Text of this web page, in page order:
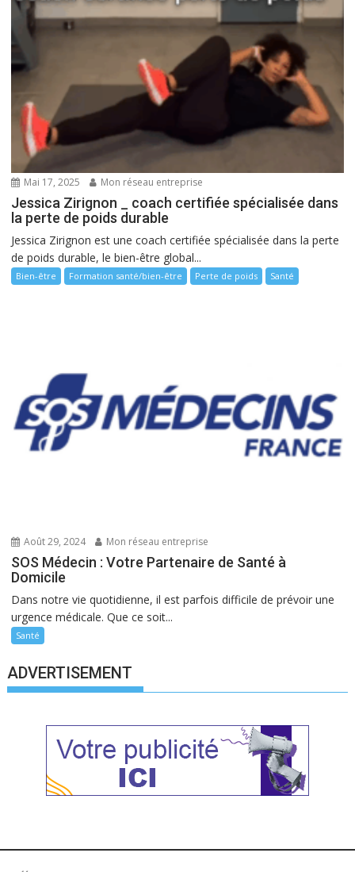
Mai 17, 2025 Mon réseau entreprise
Jessica Zirignon _ coach certifiée spécialisée dans
la perte de poids durable
Jessica Zirignon est une coach certifiée spécialisée dans la perte
de poids durable, le bien-être global...
Bien-être Formation santé/bien-être Perte de poids Santé
Août 29, 2024 Mon réseau entreprise
SOS Médecin : Votre Partenaire de Santé à
Domicile
Dans notre vie quotidienne, il est parfois difficile de prévoir une
urgence médicale. Que ce soit...
Santé
ADVERTISEMENT